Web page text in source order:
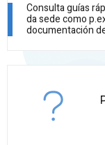
Consulta guías
da sede como
documentación